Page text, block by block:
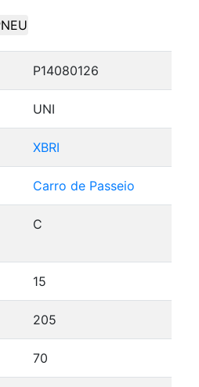
P14080126
UNI
XBRI
Carro de Passeio
C
15
205
70